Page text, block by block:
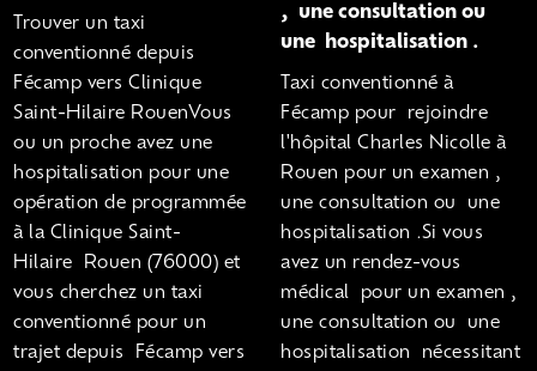
Trouver un taxi
conventionné depuis
Fécamp vers Clinique
Saint-Hilaire RouenVous
ou un proche avez une
hospitalisation pour une
opération de programmée
à la Clinique Saint-
Hilaire Rouen (76000) et
vous cherchez un taxi
conventionné pour un
trajet depuis Fécamp vers
, une consultation ou
une hospitalisation .
Taxi conventionné à
Fécamp pour rejoindre
l'hôpital Charles Nicolle à
Rouen pour un examen ,
une consultation ou une
hospitalisation .Si vous
avez un rendez-vous
médical pour un examen ,
une consultation ou une
hospitalisation nécessitant